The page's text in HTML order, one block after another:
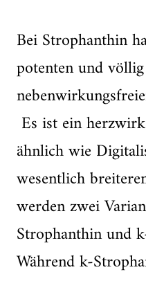
Bei Strophanthin
potenten und
Es ist ein
ähnlich wie
wesentlich
werden zwei
Strophanthin und
Während k-